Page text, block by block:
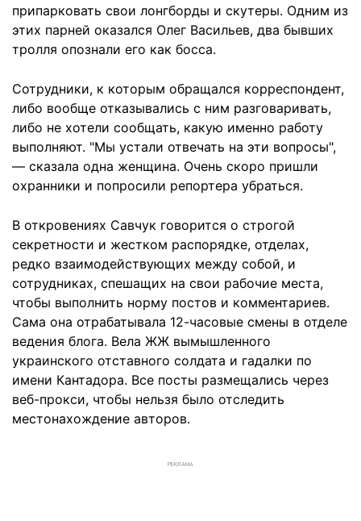
припарковать свои лонгборды и скутеры. Одним из
этих парней оказался Олег Васильев, два бывших
тролля опознали его как босса.
Сотрудники, к которым обращался корреспондент,
либо вообще отказывались с ним разговаривать,
либо не хотели сообщать, какую именно работу
выполняют. "Мы устали отвечать на эти вопросы",
— сказала одна женщина. Очень скоро пришли
охранники и попросили репортера убраться.
В откровениях Савчук говорится о строгой
секретности и жестком распорядке, отделах,
редко взаимодействующих между собой, и
сотрудниках, спешащих на свои рабочие места,
чтобы выполнить норму постов и комментариев.
Сама она отрабатывала 12-часовые смены в отделе
ведения блога. Вела ЖЖ вымышленного
украинского отставного солдата и гадалки по
имени Кантадора. Все посты размещались через
веб-прокси, чтобы нельзя было отследить
местонахождение авторов.
РЕКЛАМА